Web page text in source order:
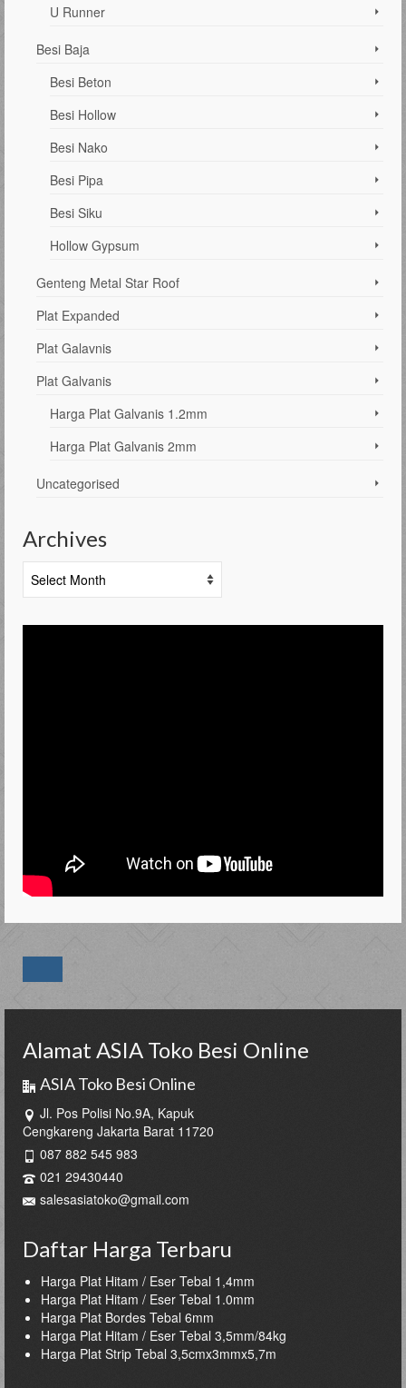
U Runner
Besi Baja
Besi Beton
Besi Hollow
Besi Nako
Besi Pipa
Besi Siku
Hollow Gypsum
Genteng Metal Star Roof
Plat Expanded
Plat Galavnis
Plat Galvanis
Harga Plat Galvanis 1.2mm
Harga Plat Galvanis 2mm
Uncategorised
Archives
Alamat ASIA Toko Besi Online
ASIA Toko Besi Online
Jl. Pos Polisi No.9A, Kapuk
Cengkareng Jakarta Barat 11720
087 882 545 983
021 29430440
salesasiatoko@gmail.com
Daftar Harga Terbaru
Harga Plat Hitam / Eser Tebal 1,4mm
Harga Plat Hitam / Eser Tebal 1.0mm
Harga Plat Bordes Tebal 6mm
Harga Plat Hitam / Eser Tebal 3,5mm/84kg
Harga Plat Strip Tebal 3,5cmx3mmx5,7m